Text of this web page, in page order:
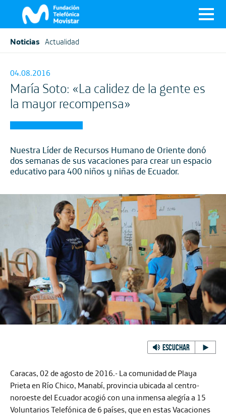
Noticias Actualidad
04.08.2016
María Soto: «La calidez de la gente es
la mayor recompensa»
Nuestra Líder de Recursos Humano de Oriente donó
dos semanas de sus vacaciones para crear un espacio
educativo para 400 niños y niñas de Ecuador.
ESCUCHAR
Caracas, 02 de agosto de 2016.- La comunidad de Playa
Prieta en Río Chico, Manabí, provincia ubicada al centro-
noroeste del Ecuador acogió con una inmensa alegría a 15
Voluntarios Telefónica de 6 países, que en estas Vacaciones